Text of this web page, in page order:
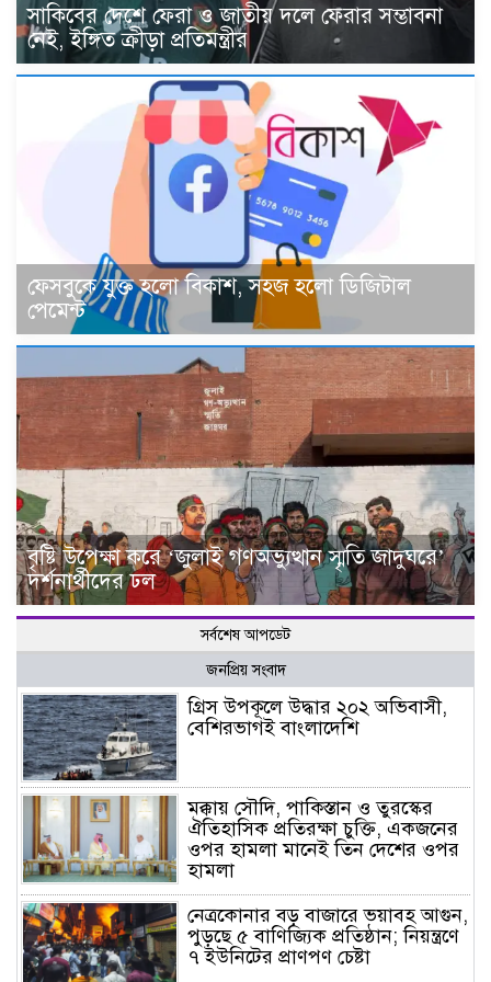
সাকিবের দেশে ফেরা ও জাতীয় দলে ফেরার সম্ভাবনা
নেই, ইঙ্গিত ক্রীড়া প্রতিমন্ত্রীর
ফেসবুকে যুক্ত হলো বিকাশ, সহজ হলো ডিজিটাল
পেমেন্ট
বৃষ্টি উপেক্ষা করে ‘জুলাই গণঅভ্যুত্থান স্মৃতি জাদুঘরে’
দর্শনার্থীদের ঢল
সর্বশেষ আপডেট
জনপ্রিয় সংবাদ
গ্রিস উপকূলে উদ্ধার ২০২ অভিবাসী,
বেশিরভাগই বাংলাদেশি
মক্কায় সৌদি, পাকিস্তান ও তুরস্কের
ঐতিহাসিক প্রতিরক্ষা চুক্তি, একজনের
ওপর হামলা মানেই তিন দেশের ওপর
হামলা
নেত্রকোনার বড় বাজারে ভয়াবহ আগুন,
পুড়ছে ৫ বাণিজ্যিক প্রতিষ্ঠান; নিয়ন্ত্রণে
৭ ইউনিটের প্রাণপণ চেষ্টা